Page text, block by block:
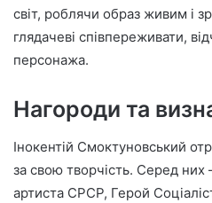
світ, роблячи образ живим і
глядачеві співпереживати,
персонажа.
Нагороди та
Інокентій Смоктуновський
за свою творчість. Серед
артиста СРСР, Герой